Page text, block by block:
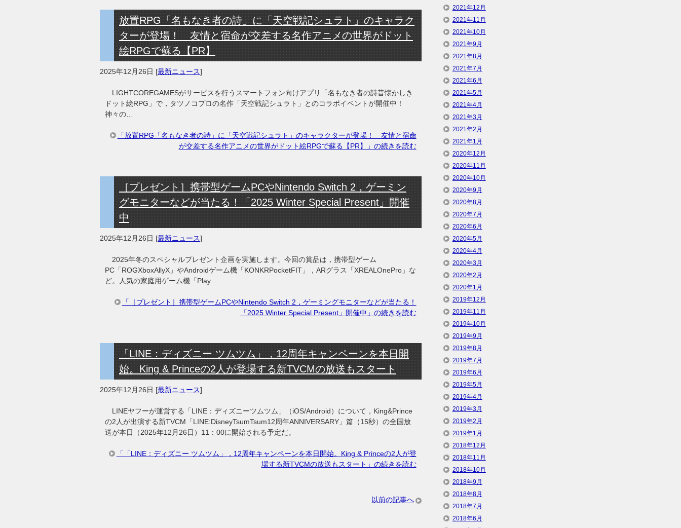
放置RPG「名もなき者の詩」に「天空戦記シュラト」のキャラク
ターが登場！ 友情と宿命が交差する名作アニメの世界がドット
絵RPGで蘇る【PR】
2025年12月26日 [最新ニュース]
LIGHTCOREGAMESがサービスを行うスマートフォン向けアプリ「名もなき者の詩昔懐かしき
ドット絵RPG」で，タツノコプロの名作「天空戦記シュラト」とのコラボイベントが開催中！
神々の…
「放置RPG「名もなき者の詩」に「天空戦記シュラト」のキャラクターが登場！ 友情と宿命
が交差する名作アニメの世界がドット絵RPGで蘇る【PR】」の続きを読む
［プレゼント］携帯型ゲームPCやNintendo Switch 2，ゲーミン
グモニターなどが当たる！「2025 Winter Special Present」開催
中
2025年12月26日 [最新ニュース]
2025年冬のスペシャルプレゼント企画を実施します。今回の賞品は，携帯型ゲーム
PC「ROGXboxAllyX」やAndroidゲーム機「KONKRPocketFIT」，ARグラス「XREALOnePro」な
ど。人気の家庭用ゲーム機「Play…
「［プレゼント］携帯型ゲームPCやNintendo Switch 2，ゲーミングモニターなどが当たる！
「2025 Winter Special Present」開催中」の続きを読む
「LINE：ディズニー ツムツム」，12周年キャンペーンを本日開
始。King & Princeの2人が登場する新TVCMの放送もスタート
2025年12月26日 [最新ニュース]
LINEヤフーが運営する「LINE：ディズニーツムツム」（iOS/Android）について，King&Prince
の2人が出演する新TVCM「LINE:DisneyTsumTsum12周年ANNIVERSARY」篇（15秒）の全国放
送が本日（2025年12月26日）11：00に開始される予定だ。
「「LINE：ディズニー ツムツム」，12周年キャンペーンを本日開始。King & Princeの2人が登
場する新TVCMの放送もスタート」の続きを読む
以前の記事へ
2021年12月
2021年11月
2021年10月
2021年9月
2021年8月
2021年7月
2021年6月
2021年5月
2021年4月
2021年3月
2021年2月
2021年1月
2020年12月
2020年11月
2020年10月
2020年9月
2020年8月
2020年7月
2020年6月
2020年5月
2020年4月
2020年3月
2020年2月
2020年1月
2019年12月
2019年11月
2019年10月
2019年9月
2019年8月
2019年7月
2019年6月
2019年5月
2019年4月
2019年3月
2019年2月
2019年1月
2018年12月
2018年11月
2018年10月
2018年9月
2018年8月
2018年7月
2018年6月